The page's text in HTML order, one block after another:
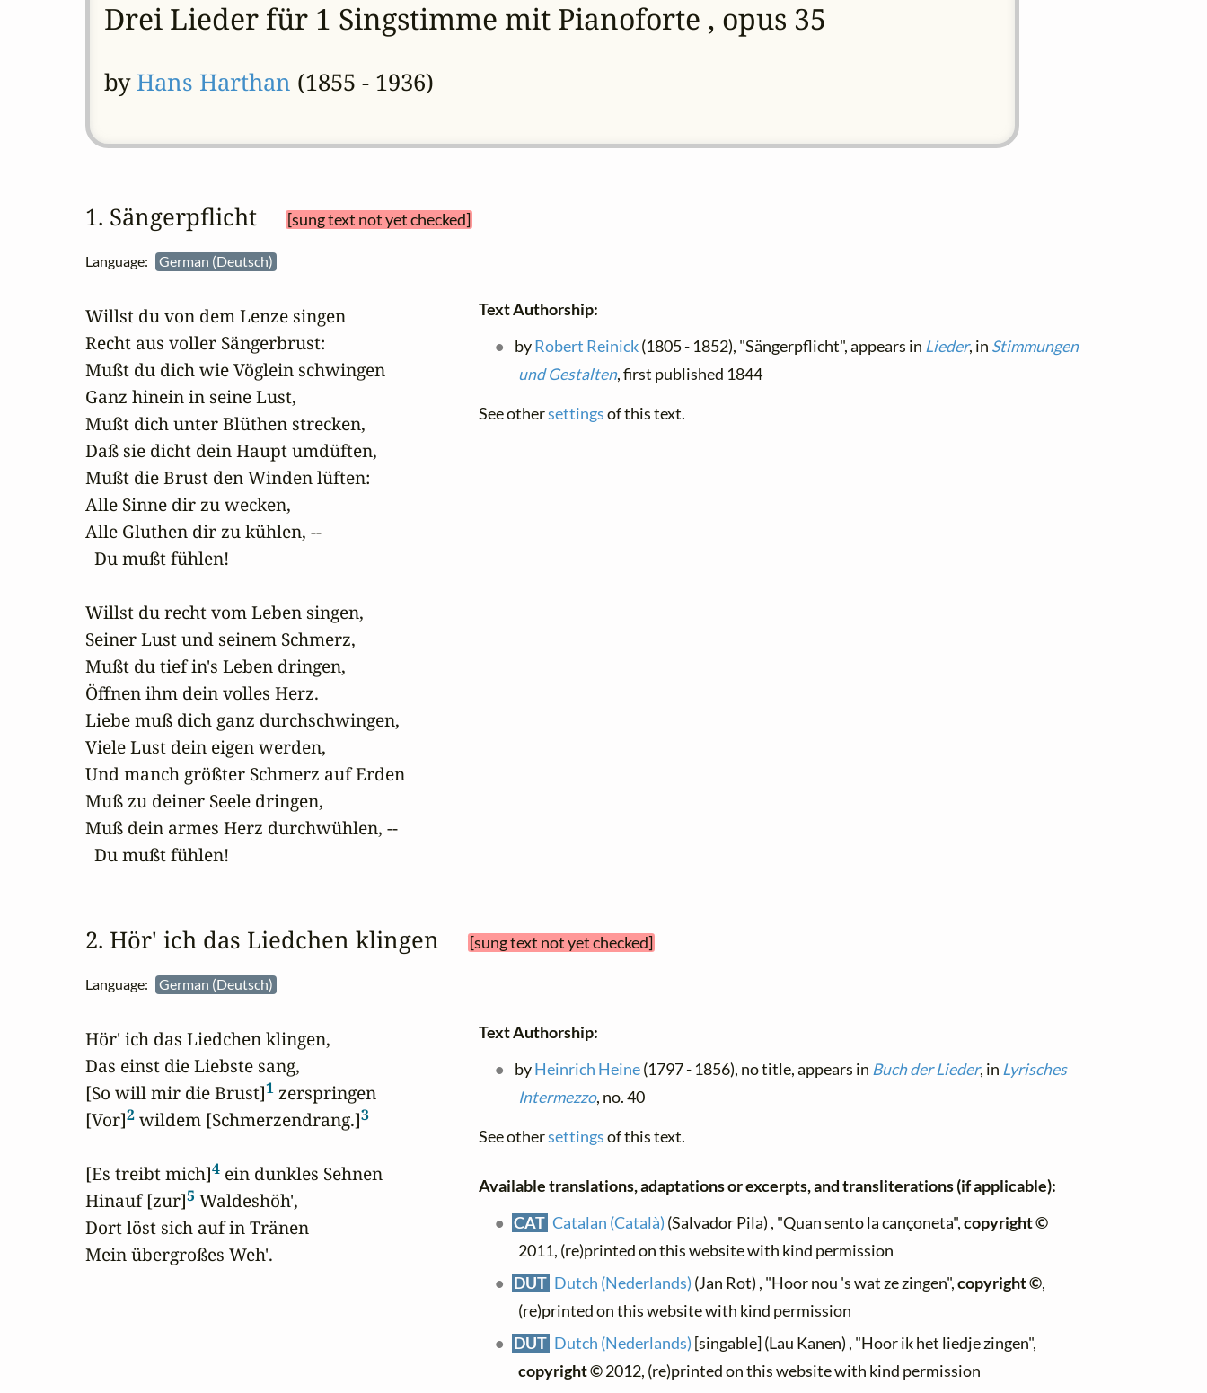
Drei Lieder für 1 Singstimme mit Pianoforte , opus 35
by Hans Harthan (1855 - 1936)
1. Sängerpflicht [sung text not yet checked]
Language: German (Deutsch)
Willst du von dem Lenze singen
Recht aus voller Sängerbrust:
Mußt du dich wie Vöglein schwingen
Ganz hinein in seine Lust,
Mußt dich unter Blüthen strecken,
Daß sie dicht dein Haupt umdüften,
Mußt die Brust den Winden lüften:
Alle Sinne dir zu wecken,
Alle Gluthen dir zu kühlen, --
  Du mußt fühlen!
Willst du recht vom Leben singen,
Seiner Lust und seinem Schmerz,
Mußt du tief in's Leben dringen,
Öffnen ihm dein volles Herz.
Liebe muß dich ganz durchschwingen,
Viele Lust dein eigen werden,
Und manch größter Schmerz auf Erden
Muß zu deiner Seele dringen,
Muß dein armes Herz durchwühlen, --
  Du mußt fühlen!
Text Authorship:
byRobert Reinick(1805 - 1852), "Sängerpflicht", appears in Lieder, in Stimmungen
und Gestalten, first published 1844
See othersettingsof this text.
2. Hör' ich das Liedchen klingen [sung text not yet checked]
Language: German (Deutsch)
Hör' ich das Liedchen klingen,
Das einst die Liebste sang,
[So will mir die Brust]1 zerspringen
[Vor]2 wildem [Schmerzendrang.]3
[Es treibt mich]4 ein dunkles Sehnen
Hinauf [zur]5 Waldeshöh',
Dort löst sich auf in Tränen
Mein übergroßes Weh'.
Text Authorship:
byHeinrich Heine(1797 - 1856), no title, appears in Buch der Lieder, in Lyrisches
Intermezzo, no. 40
See othersettingsof this text.
Available translations, adaptations or excerpts, and transliterations (if applicable):
CAT Catalan (Català) (Salvador Pila) , "Quan sento la cançoneta",copyright ©
2011, (re)printed on this website with kind permission
DUT Dutch (Nederlands) (Jan Rot) , "Hoor nou 's wat ze zingen",copyright ©,
(re)printed on this website with kind permission
DUT Dutch (Nederlands) [singable] (Lau Kanen) , "Hoor ik het liedje zingen",
copyright ©2012, (re)printed on this website with kind permission